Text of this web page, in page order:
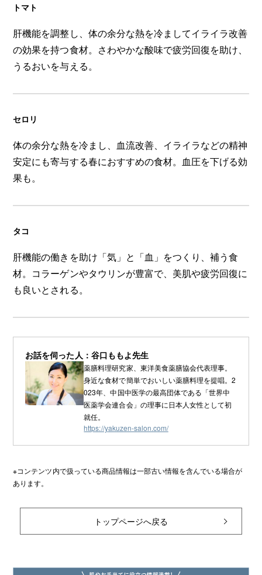
トマト
肝機能を調整し、体の余分な熱を冷ましてイライラ改善
の効果を持つ食材。さわやかな酸味で疲労回復を助け、
うるおいを与える。
セロリ
体の余分な熱を冷まし、血流改善、イライラなどの精神
安定にも寄与する春におすすめの食材。血圧を下げる効
果も。
タコ
肝機能の働きを助け「気」と「血」をつくり、補う食
材。コラーゲンやタウリンが豊富で、美肌や疲労回復に
も良いとされる。
お話を伺った人：谷口ももよ先生
薬膳料理研究家、東洋美食薬膳協会代表理事。
身近な食材で簡単でおいしい薬膳料理を提唱。2
023年、中国中医学の最高団体である「世界中
医薬学会連合会」の理事に日本人女性として初
就任。
https://yakuzen-salon.com/
※コンテンツ内で扱っている商品情報は一部古い情報を含んでいる場合が
あります。
トップページへ戻る